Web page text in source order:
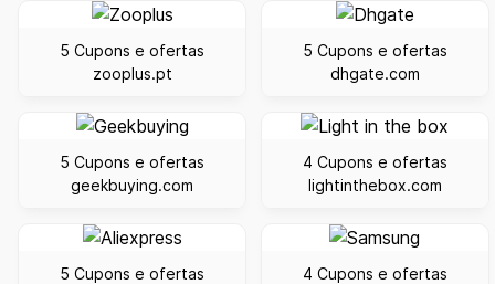
5 Cupons e ofertas
zooplus.pt
5 Cupons e ofertas
dhgate.com
5 Cupons e ofertas
geekbuying.com
4 Cupons e ofertas
lightinthebox.com
5 Cupons e ofertas
4 Cupons e ofertas